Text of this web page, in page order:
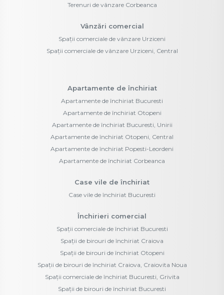
Terenuri de vânzare Corbeanca
Vânzări comercial
Spații comerciale de vânzare Urziceni
Spații comerciale de vânzare Urziceni, Central
Apartamente de închiriat
Apartamente de închiriat Bucuresti
Apartamente de închiriat Otopeni
Apartamente de închiriat Bucuresti, Unirii
Apartamente de închiriat Otopeni, Central
Apartamente de închiriat Popesti-Leordeni
Apartamente de închiriat Corbeanca
Case vile de închiriat
Case vile de închiriat Bucuresti
Închirieri comercial
Spații comerciale de închiriat Bucuresti
Spații de birouri de închiriat Craiova
Spații de birouri de închiriat Otopeni
Spații de birouri de închiriat Craiova, Craiovita Noua
Spații comerciale de închiriat Bucuresti, Grivita
Spații de birouri de închiriat Bucuresti